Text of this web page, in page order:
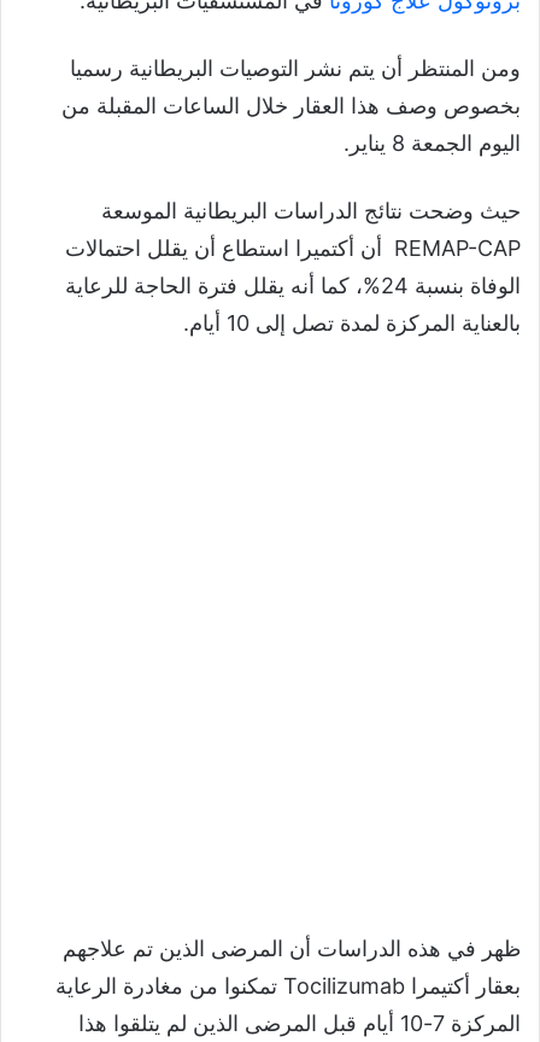
ومن المنتظر أن يتم نشر التوصيات البريطانية رسميا
بخصوص وصف هذا العقار خلال الساعات المقبلة من
اليوم الجمعة 8 يناير.
حيث وضحت نتائج الدراسات البريطانية الموسعة
REMAP-CAP أن أكتميرا استطاع أن يقلل احتمالات
الوفاة بنسبة 24%، كما أنه يقلل فترة الحاجة للرعاية
بالعناية المركزة لمدة تصل إلى 10 أيام.
ظهر في هذه الدراسات أن المرضى الذين تم علاجهم
بعقار أكتيمرا Tocilizumab تمكنوا من مغادرة الرعاية
المركزة 7-10 أيام قبل المرضى الذين لم يتلقوا هذا